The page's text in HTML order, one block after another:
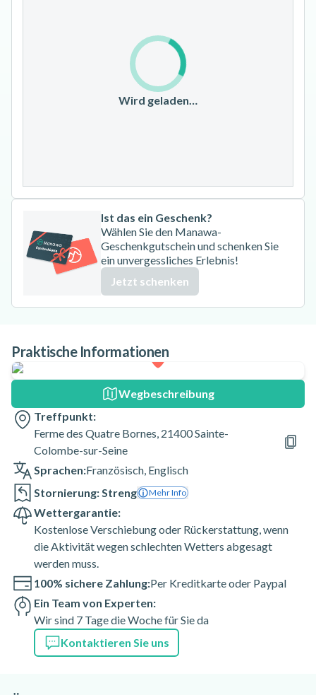
19 20
Wird geladen…
Ist das ein Geschenk?
Wählen Sie den Manawa-
Geschenkgutschein und schenken Sie
ein unvergessliches Erlebnis!
Jetzt schenken
Praktische Informationen
Wegbeschreibung
Treffpunkt:
Ferme des Quatre Bornes, 21400 Sainte-
Colombe-sur-Seine
Sprachen:Französisch, Englisch
Stornierung: Streng
Mehr Info
Wettergarantie:
Kostenlose Verschiebung oder Rückerstattung, wenn
die Aktivität wegen schlechten Wetters abgesagt
werden muss.
100% sichere Zahlung:Per Kreditkarte oder Paypal
Ein Team von Experten:
Wir sind 7 Tage die Woche für Sie da
Kontaktieren Sie uns